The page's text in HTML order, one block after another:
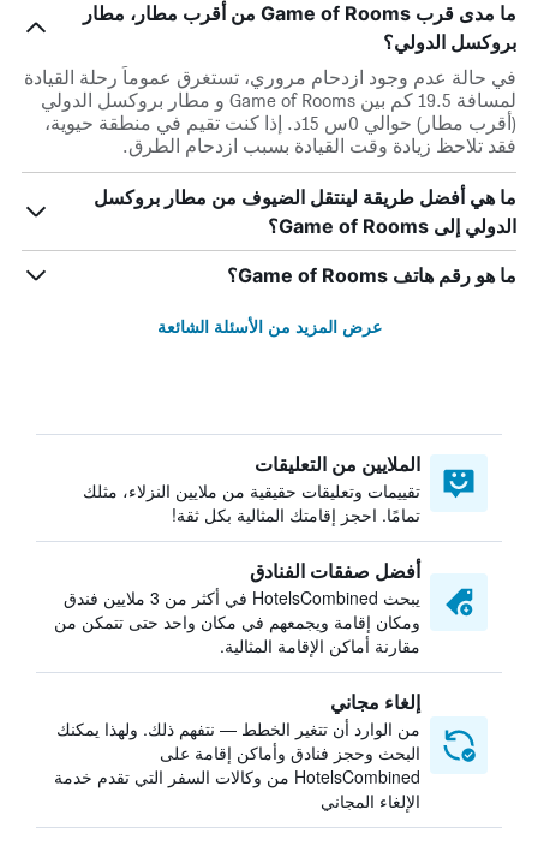
ما مدى قرب Game of Rooms من أقرب مطار، مطار
بروكسل الدولي؟
في حالة عدم وجود ازدحام مروري، تستغرق عموماً رحلة القيادة
لمسافة 19.5 كم بين Game of Rooms و مطار بروكسل الدولي
(أقرب مطار) حوالي 0س 15د. إذا كنت تقيم في منطقة حيوية،
فقد تلاحظ زيادة وقت القيادة بسبب ازدحام الطرق.
ما هي أفضل طريقة لينتقل الضيوف من مطار بروكسل
الدولي إلى Game of Rooms؟
ما هو رقم هاتف Game of Rooms؟
عرض المزيد من الأسئلة الشائعة
الملايين من التعليقات
تقييمات وتعليقات حقيقية من ملايين النزلاء، مثلك
تمامًا. احجز إقامتك المثالية بكل ثقة!
أفضل صفقات الفنادق
يبحث HotelsCombined في أكثر من 3 ملايين فندق
ومكان إقامة ويجمعهم في مكان واحد حتى تتمكن من
مقارنة أماكن الإقامة المثالية.
إلغاء مجاني
من الوارد أن تتغير الخطط — نتفهم ذلك. ولهذا يمكنك
البحث وحجز فنادق وأماكن إقامة على
HotelsCombined من وكالات السفر التي تقدم خدمة
الإلغاء المجاني